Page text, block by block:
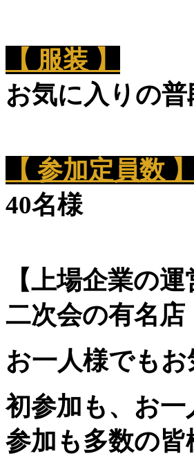
【 服装 】
お気に入りの
【 参加定員数 】
40名様
【上場企業の
二次会の有名店
お一人様でも
初参加も、お
参加も多数の